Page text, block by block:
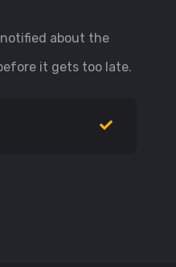
about the
it gets too late.